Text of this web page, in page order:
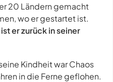
20 Ländern gemacht
wo er gestartet ist.
er zurück in seiner
Kindheit war Chaos
in die Ferne geflohen.